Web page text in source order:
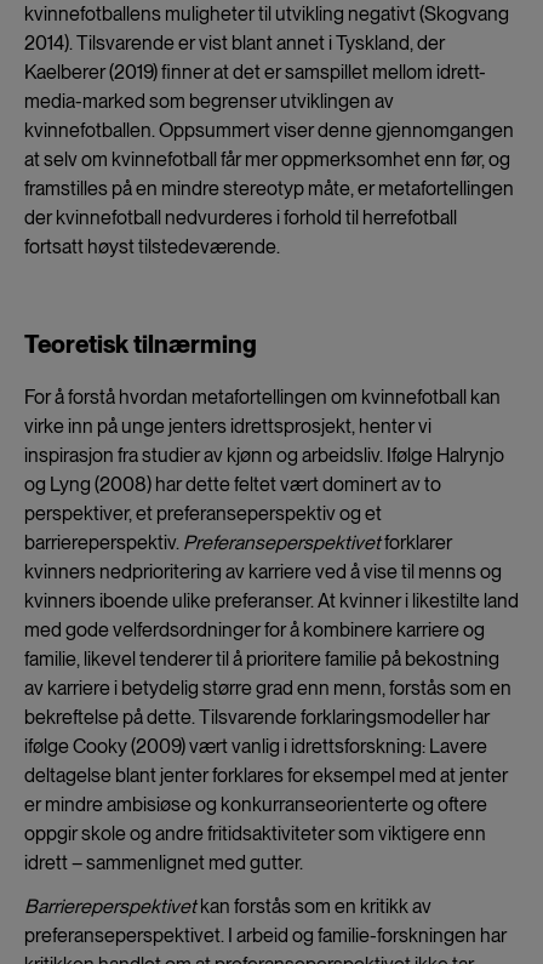
kvinnefotballens muligheter til utvikling negativt (Skogvang
2014). Tilsvarende er vist blant annet i Tyskland, der
Kaelberer (2019) finner at det er samspillet mellom idrett-
media-marked som begrenser utviklingen av
kvinnefotballen. Oppsummert viser denne gjennomgangen
at selv om kvinnefotball får mer oppmerksomhet enn før, og
framstilles på en mindre stereotyp måte, er metafortellingen
der kvinnefotball nedvurderes i forhold til herrefotball
fortsatt høyst tilstedeværende.
Teoretisk tilnærming
For å forstå hvordan metafortellingen om kvinnefotball kan
virke inn på unge jenters idrettsprosjekt, henter vi
inspirasjon fra studier av kjønn og arbeidsliv. Ifølge Halrynjo
og Lyng (2008) har dette feltet vært dominert av to
perspektiver, et preferanseperspektiv og et
barriereperspektiv. Preferanseperspektivetforklarer
kvinners nedprioritering av karriere ved å vise til menns og
kvinners iboende ulike preferanser. At kvinner i likestilte land
med gode velferdsordninger for å kombinere karriere og
familie, likevel tenderer til å prioritere familie på bekostning
av karriere i betydelig større grad enn menn, forstås som en
bekreftelse på dette. Tilsvarende forklaringsmodeller har
ifølge Cooky (2009) vært vanlig i idrettsforskning: Lavere
deltagelse blant jenter forklares for eksempel med at jenter
er mindre ambisiøse og konkurranseorienterte og oftere
oppgir skole og andre fritidsaktiviteter som viktigere enn
idrett – sammenlignet med gutter.
Barriereperspektivetkan forstås som en kritikk av
preferanseperspektivet. I arbeid og familie-forskningen har